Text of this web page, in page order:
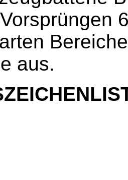
aus.